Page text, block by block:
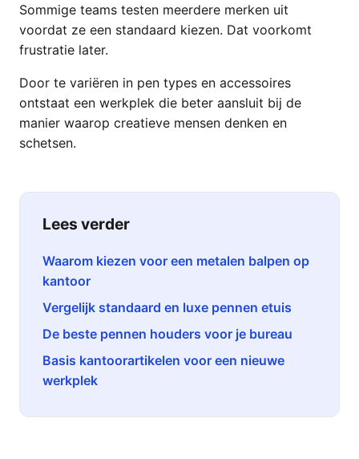
Sommige teams testen meerdere merken uit
voordat ze een standaard kiezen. Dat voorkomt
frustratie later.
Door te variëren in pen types en accessoires
ontstaat een werkplek die beter aansluit bij de
manier waarop creatieve mensen denken en
schetsen.
Lees verder
Waarom kiezen voor een metalen balpen op
kantoor
Vergelijk standaard en luxe pennen etuis
De beste pennen houders voor je bureau
Basis kantoorartikelen voor een nieuwe
werkplek